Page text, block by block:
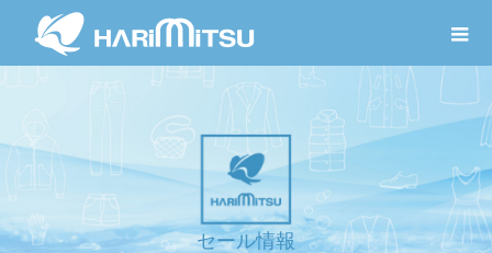
セール情報